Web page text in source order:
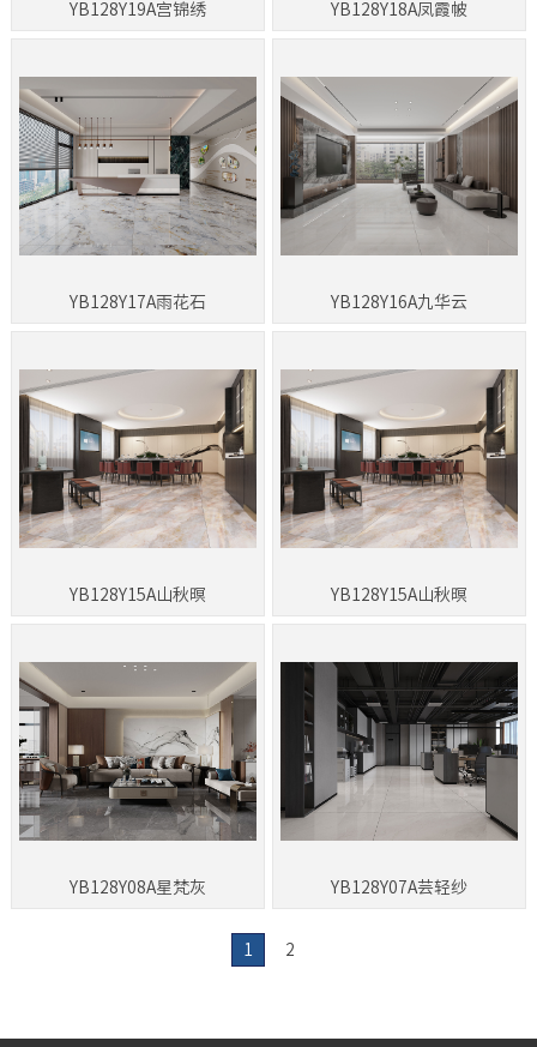
YB128Y19A宫锦绣 YB128Y18A凤霞帔
YB128Y17A雨花石 YB128Y16A九华云
YB128Y15A山秋暝 YB128Y15A山秋暝
YB128Y08A星梵灰 YB128Y07A芸轻纱
1 2